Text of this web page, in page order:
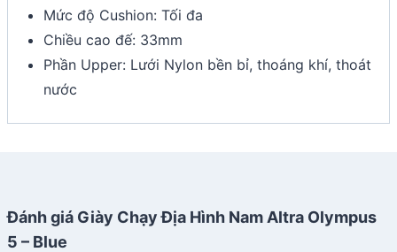
Mức độ Cushion: Tối đa
Chiều cao đế: 33mm
Phần Upper: Lưới Nylon bền bỉ, thoáng khí, thoát
nước
Đánh giá Giày Chạy Địa Hình Nam Altra Olympus
5 – Blue